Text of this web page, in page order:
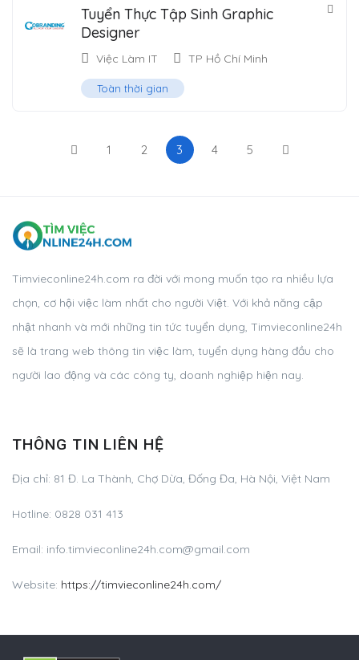
Tuyển Thực Tập Sinh Graphic
Designer
Việc Làm IT TP Hồ Chí Minh
Toàn thời gian
1 2 3 4 5
Timvieconline24h.com ra đời với mong muốn tạo ra nhiều lựa
chọn, cơ hội việc làm nhất cho người Việt. Với khả năng cập
nhật nhanh và mới những tin tức tuyển dụng, Timvieconline24h
sẽ là trang web thông tin việc làm, tuyển dụng hàng đầu cho
người lao động và các công ty, doanh nghiệp hiện nay.
THÔNG TIN LIÊN HỆ
Địa chỉ: 81 Đ. La Thành, Chợ Dừa, Đống Đa, Hà Nội, Việt Nam
Hotline: 0828 031 413
Email: info.timvieconline24h.com@gmail.com
Website: https://timvieconline24h.com/